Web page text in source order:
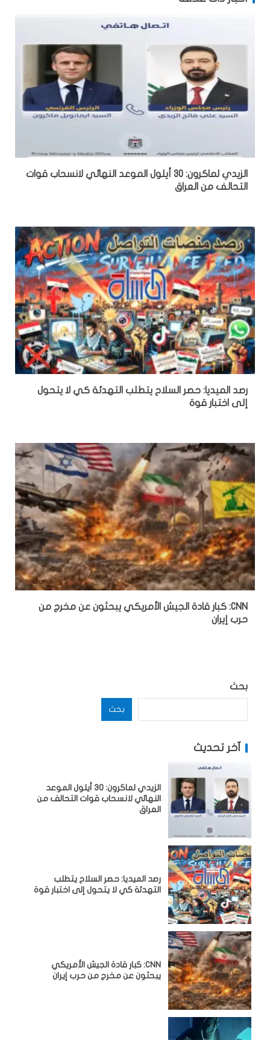
الزيدي لماكرون: 30 أيلول الموعد النهائي لانسحاب قوات
التحالف من العراق
رصد الميديا: حصر السلاح يتطلب التهدئة كي لا يتحول
إلى اختبار قوة
CNN: كبار قادة الجيش الأمريكي يبحثون عن مخرج من
حرب إيران
بحث
بحث
آخر تحديث
الزيدي لماكرون: 30 أيلول الموعد
النهائي لانسحاب قوات التحالف من
العراق
رصد الميديا: حصر السلاح يتطلب
التهدئة كي لا يتحول إلى اختبار قوة
CNN: كبار قادة الجيش الأمريكي
يبحثون عن مخرج من حرب إيران